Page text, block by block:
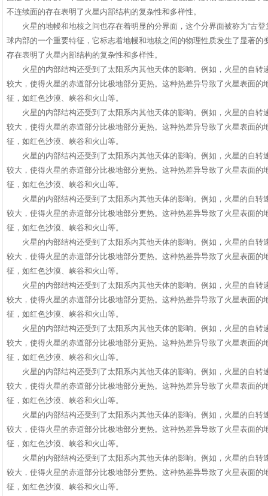
不连续面的存在表明了火星内部结构的复杂性和多样性。
火星的地幔和地核之间也存在着明显的分界面，这个分界面被称为“古
球内部的一个重要特征，它标志着地幔和地核之间的物理性质发生了显著的
存在表明了火星内部结构的复杂性和多样性。
火星的内部结构还受到了太阳系内其他天体的影响。例如，火星的自转
较大，使得火星的赤道部分比极地部分更热。这种热差异导致了火星表面的
征，如红色沙漠、峡谷和火山等。
火星的内部结构还受到了太阳系内其他天体的影响。例如，火星的自转
较大，使得火星的赤道部分比极地部分更热。这种热差异导致了火星表面的
征，如红色沙漠、峡谷和火山等。
火星的内部结构还受到了太阳系内其他天体的影响。例如，火星的自转
较大，使得火星的赤道部分比极地部分更热。这种热差异导致了火星表面的
征，如红色沙漠、峡谷和火山等。
火星的内部结构还受到了太阳系内其他天体的影响。例如，火星的自转
较大，使得火星的赤道部分比极地部分更热。这种热差异导致了火星表面的
征，如红色沙漠、峡谷和火山等。
火星的内部结构还受到了太阳系内其他天体的影响。例如，火星的自转
较大，使得火星的赤道部分比极地部分更热。这种热差异导致了火星表面的
征，如红色沙漠、峡谷和火山等。
火星的内部结构还受到了太阳系内其他天体的影响。例如，火星的自转
较大，使得火星的赤道部分比极地部分更热。这种热差异导致了火星表面的
征，如红色沙漠、峡谷和火山等。
火星的内部结构还受到了太阳系内其他天体的影响。例如，火星的自转
较大，使得火星的赤道部分比极地部分更热。这种热差异导致了火星表面的
征，如红色沙漠、峡谷和火山等。
火星的内部结构还受到了太阳系内其他天体的影响。例如，火星的自转
较大，使得火星的赤道部分比极地部分更热。这种热差异导致了火星表面的
征，如红色沙漠、峡谷和火山等。
火星的内部结构还受到了太阳系内其他天体的影响。例如，火星的自转
较大，使得火星的赤道部分比极地部分更热。这种热差异导致了火星表面的
征，如红色沙漠、峡谷和火山等。
火星的内部结构还受到了太阳系内其他天体的影响。例如，火星的自转
较大，使得火星的赤道部分比极地部分更热。这种热差异导致了火星表面的
征，如红色沙漠、峡谷和火山等。